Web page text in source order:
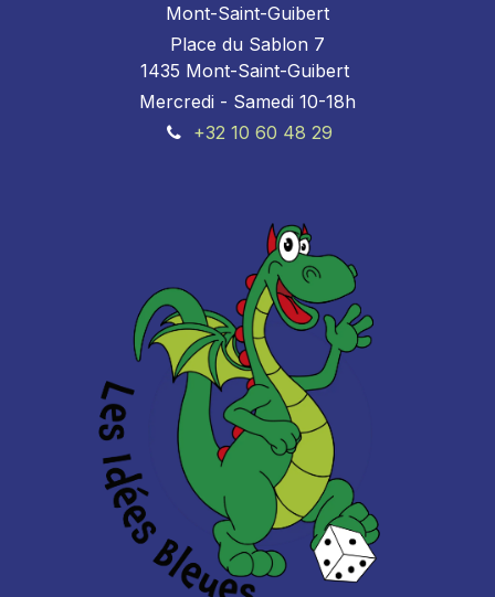
Mont-Saint-Guibert
Place du Sablon 7
1435 Mont-Saint-Guibert
Mercredi - Samedi 10-18h
+32 10 60 48 29